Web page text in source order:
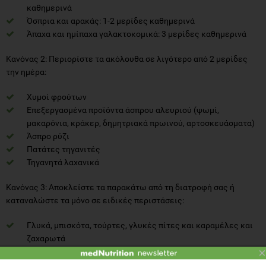
καθημερινά
Όσπρια και αρακάς: 1-2 μερίδες καθημερινά
Άπαχα και ημίπαχα γαλακτοκομικά: 3 μερίδες καθημερινά
Κανόνας 2: Περιορίστε τα ακόλουθα σε λιγότερο από 2 μερίδες
την ημέρα:
Χυμοί φρούτων
Επεξεργασμένα προϊόντα άσπρου αλευριού (ψωμί,
μακαρόνια, κράκερ, δημητριακά πρωινού, αρτοσκευάσματα)
Άσπρο ρύζι
Πατάτες τηγανιτές
Τηγανητά λαχανικά
Κανόνας 3: Αποκλείστε τα παρακάτω από τη διατροφή σας ή
καταναλώστε τα μόνο σε ειδικές περιστάσεις:
Γλυκά, μπισκότα, τούρτες, γλυκές πίτες και καραμέλες και
ζαχαρωτά
Ντόνατς και γλυκά αρτοσκευάσματα
×